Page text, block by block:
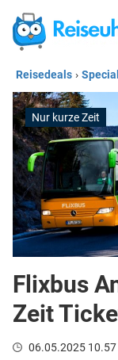
Reisedeals ›
Nur kurze Zeit
Flixbus
Zeit
06.05.2025 10.57